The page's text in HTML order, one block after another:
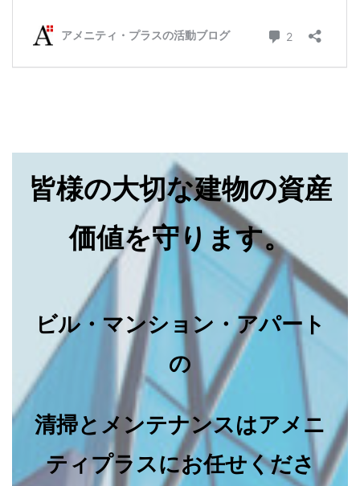
皆様の大切な建物の資産
価値を守ります。
ビル・マンション・アパート
の
清掃とメンテナンスはアメニ
ティプラスにお任せくださ